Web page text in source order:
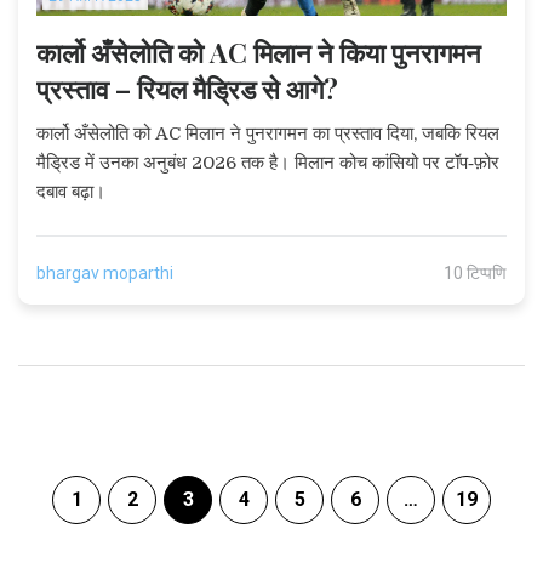
कार्लो अँसेलोति को AC मिलान ने किया पुनरागमन
प्रस्ताव – रियल मैड्रिड से आगे?
कार्लो अँसेलोति को AC मिलान ने पुनरागमन का प्रस्ताव दिया, जबकि रियल
मैड्रिड में उनका अनुबंध 2026 तक है। मिलान कोच कांसियो पर टॉप‑फ़ोर
दबाव बढ़ा।
bhargav moparthi 10 टिप्पणि
1 2 3 4 5 6 … 19